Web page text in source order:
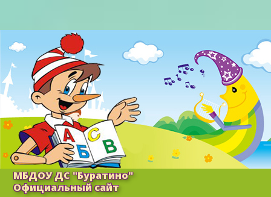
МБДОУ ДС "Буратино"
Официальный сайт